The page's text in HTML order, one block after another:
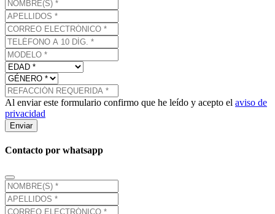
Al enviar este formulario confirmo que he leído y acepto el aviso de
privacidad
Enviar
Contacto por whatsapp